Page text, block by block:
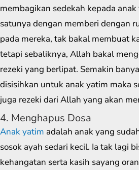
membagikan sedekah kepada
satunya dengan memberi dengan
pada mereka, tak bakal membuat
tetapi sebaliknya, Allah bakal
rezeki yang berlipat. Semakin
disisihkan untuk anak yatim maka
juga rezeki dari Allah yang akan
4. Menghapus Dosa
Anak yatim adalah anak yang
sosok ayah sedari kecil. Ia tak lagi
kehangatan serta kasih sayang